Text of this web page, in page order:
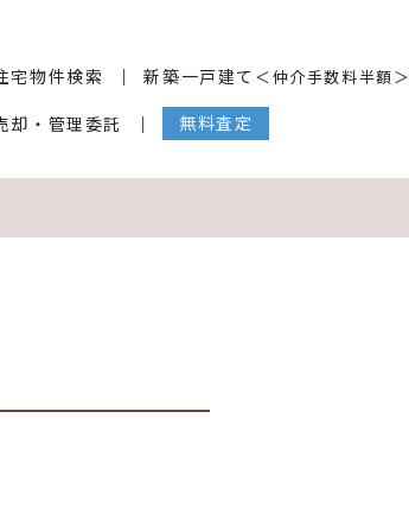
宅物件検索 新築一戸建て ＜仲介手数料半額＞
却・管理委託 無料査定